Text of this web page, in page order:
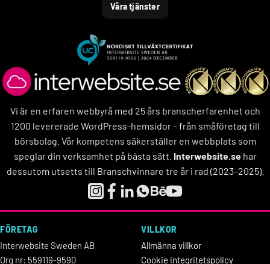
Våra tjänster
Vi är en erfaren webbyrå med 25 års branscherfarenhet och
1200 levererade WordPress-hemsidor – från småföretag till
börsbolag. Vår kompetens säkerställer en webbplats som
speglar din verksamhet på bästa sätt. Interwebsite.sehar
dessutom utsetts till Branschvinnare tre år i rad (2023–2025).
FÖRETAG
Interwebsite Sweden AB
Org nr: 559119-9590
VILLKOR
Allmänna villkor
Cookie integritetspolicy